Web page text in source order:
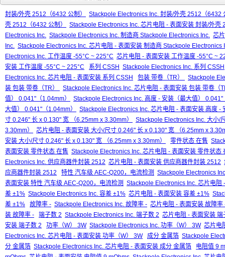
封装/外壳 2512（6432 公制）
Stackpole Electronics Inc. 封装/外壳 2512（6432
壳 2512（6432 公制）
Stackpole Electronics Inc. 芯片电阻 - 表面安装 封装/外壳
Electronics Inc. Stackpole Electronics Inc. 制造商 Stackpole Electronics Inc. 芯
Inc. Stackpole Electronics Inc. 芯片电阻 - 表面安装 制造商 Stackpole Electronics
Electronics Inc. 工作温度 -55°C ~ 225°C 芯片电阻 - 表面安装 工作温度 -55°C ~
安装 工作温度 -55°C ~ 225°C
系列 CSSH Stackpole Electronics Inc. 系列 CSSH
Electronics Inc. 芯片电阻 - 表面安装 系列 CSSH
包装 带卷（TR）
Stackpole
装 包装 带卷（TR）
Stackpole Electronics Inc. 芯片电阻 - 表面安装 包装 带卷（
值） 0.041"（1.04mm）
Stackpole Electronics Inc. 高度 - 安装（最大值） 0.041"
大值） 0.041"（1.04mm）
Stackpole Electronics Inc. 芯片电阻 - 表面安装 高度 -
寸 0.246" 长 x 0.130" 宽 （6.25mm x 3.30mm）
Stackpole Electronics Inc. 大小/
3.30mm）
芯片电阻 - 表面安装 大小/尺寸 0.246" 长 x 0.130" 宽 （6.25mm x
安装 大小/尺寸 0.246" 长 x 0.130" 宽 （6.25mm x 3.30mm）
零件状态 在售
表面安装 零件状态 在售 Stackpole Electronics Inc. 芯片电阻 - 表面安装 零件状态
Electronics Inc. 供应商器件封装 2512 芯片电阻 - 表面安装 供应商器件封装 2512
应商器件封装 2512
特性 汽车级 AEC-Q200，电流检测 Stackpole Electronics
表面安装 特性 汽车级 AEC-Q200，电流检测 Stackpole Electronics Inc. 芯片电阻
差 ±1% Stackpole Electronics Inc. 容差 ±1% 芯片电阻 - 表面安装 容差 ±1%
差 ±1%
故障率 - Stackpole Electronics Inc. 故障率 - 芯片电阻 - 表面安装 故障率
装 故障率 -
端子数 2 Stackpole Electronics Inc. 端子数 2 芯片电阻 - 表面安装 端
安装 端子数 2
功率（W） 3W Stackpole Electronics Inc. 功率（W） 3W 芯片电
Electronics Inc. 芯片电阻 - 表面安装 功率（W） 3W
成分 金属箔 Stackpole
分 金属箔 Stackpole Electronics Inc. 芯片电阻 - 表面安装 成分 金属箔
电阻值 9